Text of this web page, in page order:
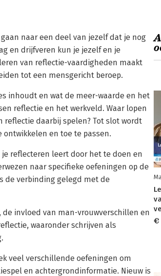
naar een deel van jezelf dat je nog
en drijfveren kun je jezelf en je
van reflectie-vaardigheden maakt
tot een mensgericht beroep.
inhoudt en wat de meer-waarde en het
reflectie en het werkveld. Waar lopen
reflectie daarbij spelen? Tot slot wordt
en toe te passen.
reflecteren leert door het te doen en
naar specifieke oefeningen op de
de verbinding gelegd met de
de invloed van man-vrouwverschillen en
waaronder schrijven als
veel verschillende oefeningen om
en achtergrondinformatie. Nieuw is
€